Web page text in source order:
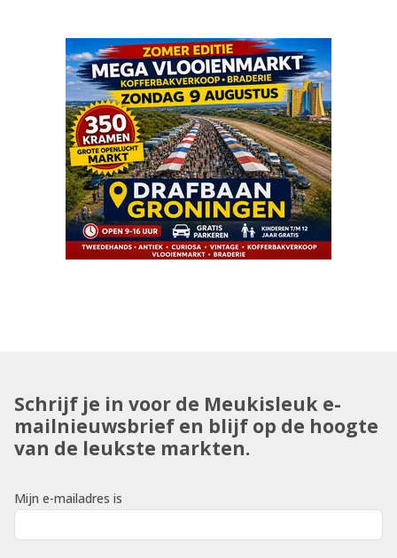
Schrijf je in voor de Meukisleuk e-
mailnieuwsbrief en blijf op de hoogte
van de leukste markten.
Mijn e-mailadres is